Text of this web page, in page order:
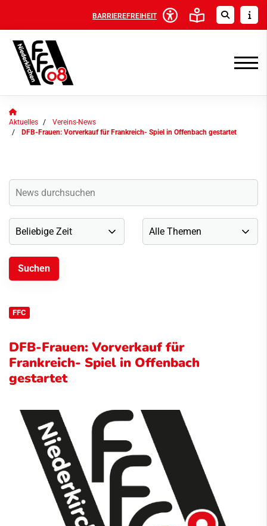
BARRIEREFREIHEIT
Aktuelles
Vereins-News
DFB-Frauen: Vorverkauf für Frankreich- Spiel in Offenbach gestartet
FFC
DFB-Frauen: Vorverkauf für
Frankreich- Spiel in Offenbach
gestartet